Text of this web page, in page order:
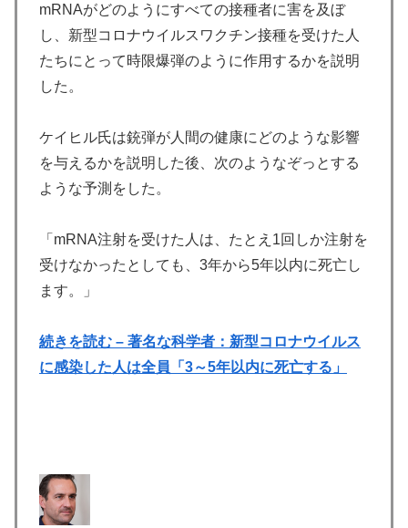
mRNAがどのようにすべての接種者に害を及ぼ
し、新型コロナウイルスワクチン接種を受けた人
たちにとって時限爆弾のように作用するかを説明
した。
ケイヒル氏は銃弾が人間の健康にどのような影響
を与えるかを説明した後、次のようなぞっとする
ような予測をした。
「mRNA注射を受けた人は、たとえ1回しか注射を
受けなかったとしても、3年から5年以内に死亡し
ます。」
続きを読む – 著名な科学者：新型コロナウイルス
に感染した人は全員「3～5年以内に死亡する」